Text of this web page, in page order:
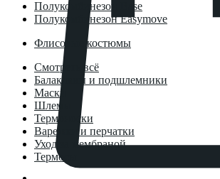
Полукомбинезон Base
Полукомбинезон Easymove
Флисовые костюмы
Смотреть всё
Балаклавы и подшлемники
Маски
Шлемы
Термоноски
Варежки и перчатки
Уход за мембраной
Термосы